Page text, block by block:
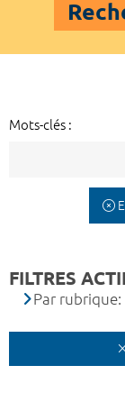
Mots-clés :
FILTRES
Par